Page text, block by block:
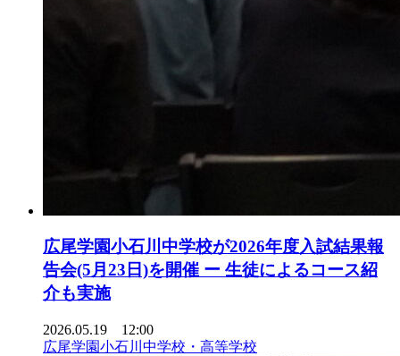
広尾学園小石川中学校が2026年度入試結果報
告会(5月23日)を開催 ー 生徒によるコース紹
介も実施
2026.05.19 12:00
広尾学園小石川中学校・高等学校